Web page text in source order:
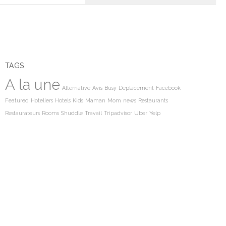
TAGS
A la une Alternative Avis Busy Deplacement Facebook
Featured Hoteliers Hotels Kids Maman Mom news Restaurants
Restaurateurs Rooms Shuddle Travail Tripadvisor Uber Yelp